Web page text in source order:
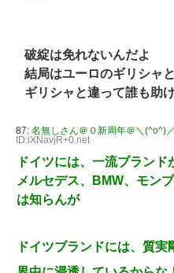
破綻は免れないんだよ
結局はユーロのギリシャ
ギリシャと違って誰も助
87: 名無しさん＠０新周年＠＼(^o^)／
ID:iXNavjR+0.net
ドイツには、一流ブランド
メルセデス、BMW、モン
は知らんが
ドイツブランドには、質